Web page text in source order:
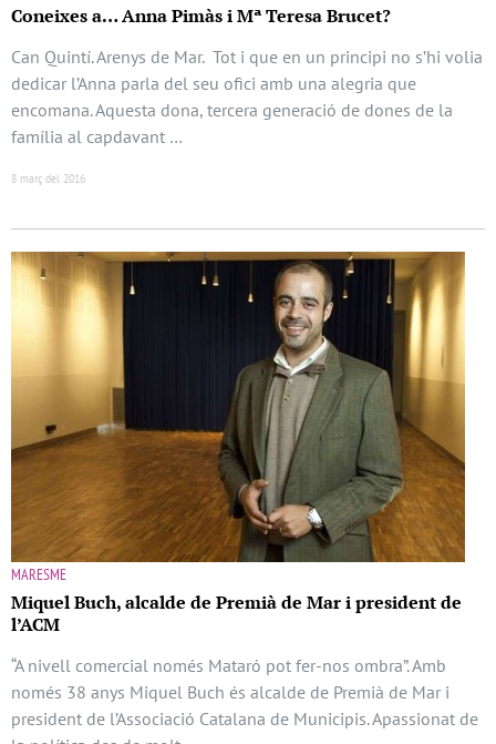
Coneixes a… Anna Pimàs i Mª Teresa Brucet?
Can Quintí. Arenys de Mar. Tot i que en un principi no s’hi volia
dedicar l’Anna parla del seu ofici amb una alegria que
encomana. Aquesta dona, tercera generació de dones de la
família al capdavant …
8 març del 2016
MARESME
Miquel Buch, alcalde de Premià de Mar i president de
l’ACM
“A nivell comercial només Mataró pot fer-nos ombra”. Amb
només 38 anys Miquel Buch és alcalde de Premià de Mar i
president de l’Associació Catalana de Municipis. Apassionat de